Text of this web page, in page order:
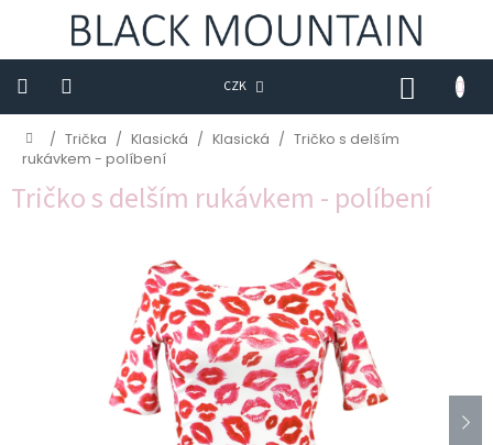
CZK
KOŠÍK
Novinky
M
Domů
/ Trička / Klasická / Klasická / Tričko s delším
rukávkem - políbení
Tričko s delším rukávkem - políbení